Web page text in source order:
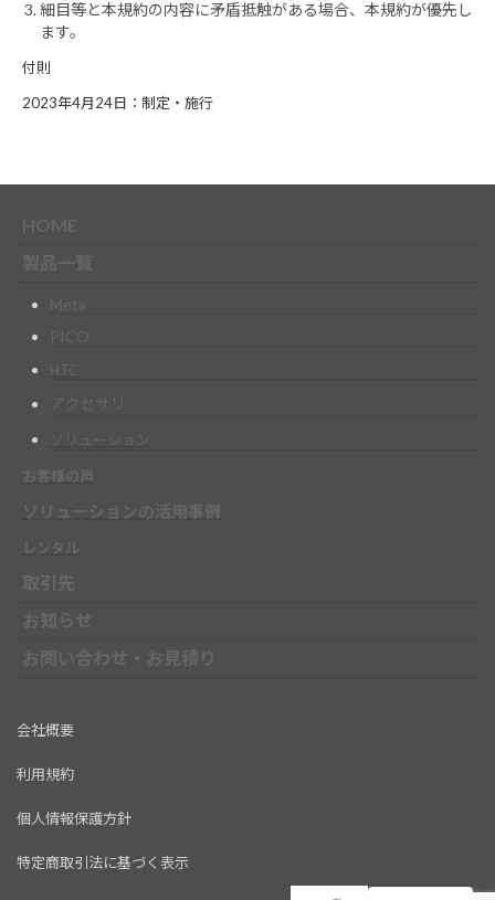
細目等と本規約の内容に矛盾抵触がある場合、本規約が優先し
ます。
付則
2023年4月24日：制定・施行
HOME
製品一覧
Meta
PICO
HTC
アクセサリ
ソリューション
お客様の声
ソリューションの活用事例
レンタル
取引先
お知らせ
お問い合わせ・お見積り
会社概要
利用規約
個人情報保護方針
特定商取引法に基づく表示